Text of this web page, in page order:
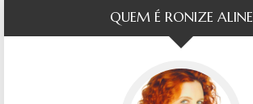
QUEM É RONIZE ALINE